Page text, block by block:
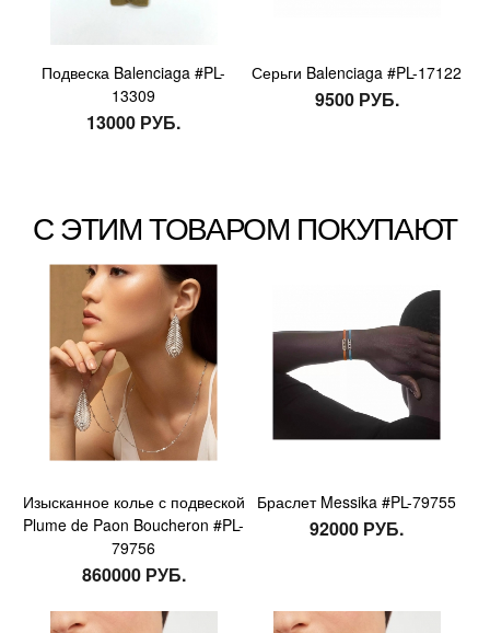
Подвеска Balenciaga #PL-
13309
13000 РУБ.
Серьги Balenciaga #PL-17122
9500 РУБ.
С ЭТИМ ТОВАРОМ ПОКУПАЮТ
Изысканное колье с подвеской
Plume de Paon Boucheron #PL-
79756
860000 РУБ.
Браслет Messika #PL-79755
92000 РУБ.